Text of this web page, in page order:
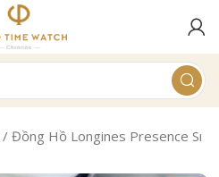
/Đồng Hồ Longines Presence